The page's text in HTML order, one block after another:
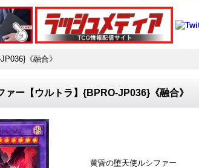
《融合》
ァー【ウルトラ】{BPRO-JP036}《融合》
黄昏の堕天使ルシファー